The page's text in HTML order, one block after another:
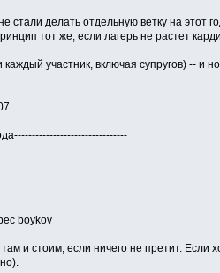
стали делать отдельную ветку на этот
тот же, если лагерь не растет
каждый участник, включая супругов) -- и
boykov
и стоим, если ничего не претит.